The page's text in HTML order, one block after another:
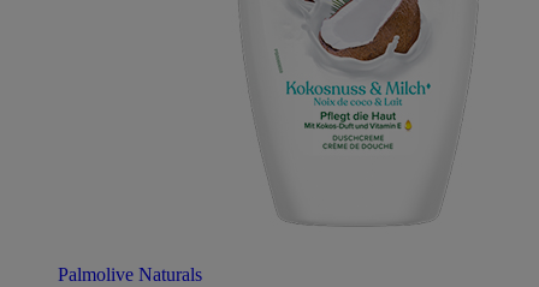
Palmolive Naturals